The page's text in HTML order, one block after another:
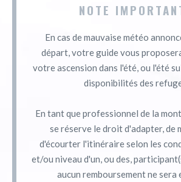
NOTE
En cas de mauvaise météo
départ, votre guide vous
votre ascension dans l'été, ou l'été
disponibilités des
En tant que professionnel de la
se réserve le droit d'adapter, de
d'écourter l'itinéraire selon les
et/ou niveau d'un, ou des,
aucun remboursement ne sera